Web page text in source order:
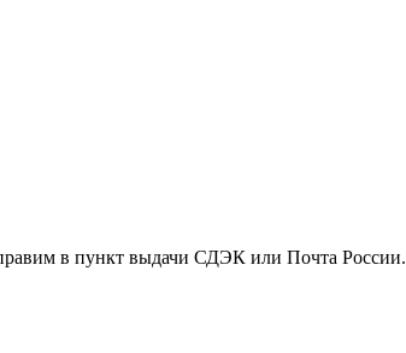
в пункт выдачи СДЭК или Почта России.